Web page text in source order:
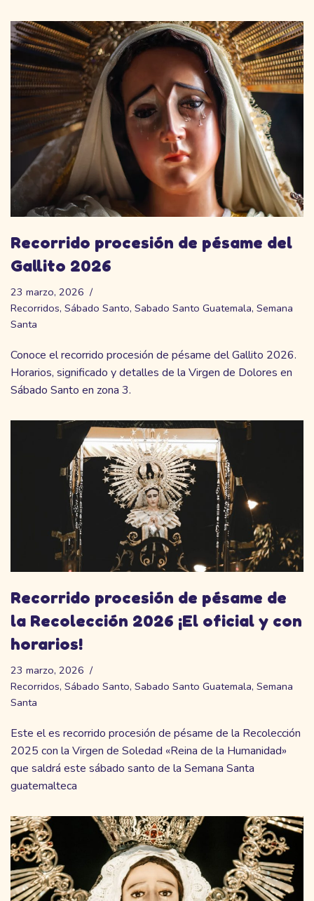
Recorrido procesión de pésame del
Gallito 2026
23 marzo, 2026
Recorridos, Sábado Santo, Sabado Santo Guatemala, Semana
Santa
Conoce el recorrido procesión de pésame del Gallito 2026.
Horarios, significado y detalles de la Virgen de Dolores en
Sábado Santo en zona 3.
Recorrido procesión de pésame de
la Recolección 2026 ¡El oficial y con
horarios!
23 marzo, 2026
Recorridos, Sábado Santo, Sabado Santo Guatemala, Semana
Santa
Este el es recorrido procesión de pésame de la Recolección
2025 con la Virgen de Soledad «Reina de la Humanidad»
que saldrá este sábado santo de la Semana Santa
guatemalteca